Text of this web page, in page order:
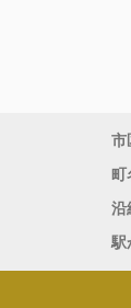
市
町
沿
駅